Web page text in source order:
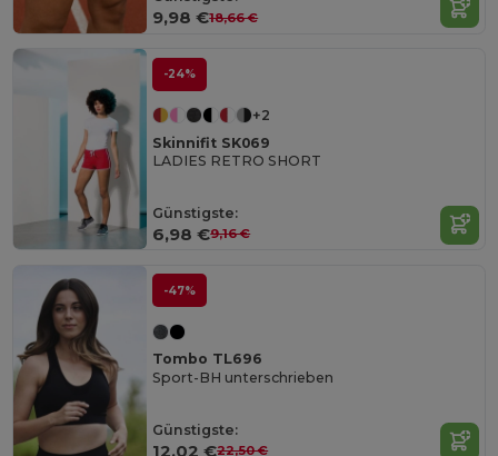
9,98 €18,66 €
-24%
+2
Skinnifit SK069
LADIES RETRO SHORT
Günstigste:
6,98 €9,16 €
-47%
Tombo TL696
Sport-BH unterschrieben
Günstigste:
12,02 €22,50 €